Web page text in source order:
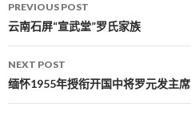
Post navigation
PREVIOUS POST
云南石屏“宣武堂”罗氏家族
NEXT POST
缅怀1955年授衔开国中将罗元发主席